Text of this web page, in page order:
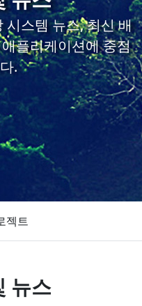
시스템 뉴스, 최신 배
플리케이션에 중점
.
젝트
뉴스